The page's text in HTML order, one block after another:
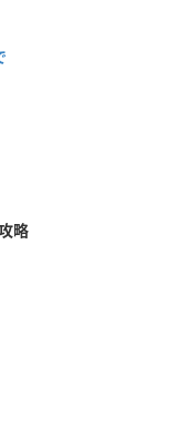
略